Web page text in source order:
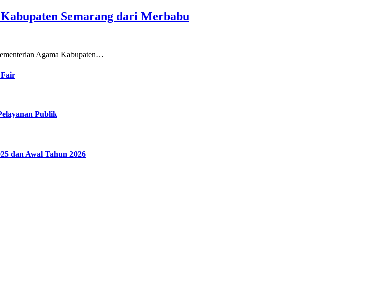
Semarang dari Merbabu
Agama Kabupaten…
Fair
Publik
dan Awal Tahun 2026